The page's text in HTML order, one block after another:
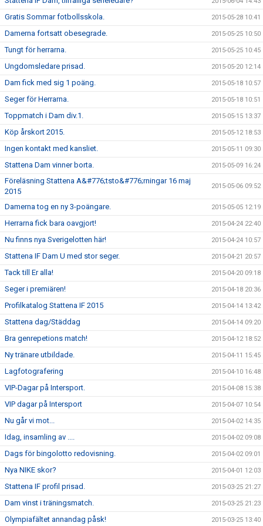
Gratis Sommar fotbollsskola. 2015-05-28 10:41
Damerna fortsatt obesegrade. 2015-05-25 10:50
Tungt för herrarna. 2015-05-25 10:45
Ungdomsledare prisad. 2015-05-20 12:14
Dam fick med sig 1 poäng. 2015-05-18 10:57
Seger för Herrarna. 2015-05-18 10:51
Toppmatch i Dam div.1. 2015-05-15 13:37
Köp årskort 2015. 2015-05-12 18:53
Ingen kontakt med kansliet. 2015-05-11 09:30
Stattena Dam vinner borta. 2015-05-09 16:24
Föreläsning Stattena A&#776;tsto&#776;rningar 16 maj
2015
2015-05-06 09:52
Damerna tog en ny 3-poängare. 2015-05-05 12:19
Herrarna fick bara oavgjort! 2015-04-24 22:40
Nu finns nya Sverigelotten här! 2015-04-24 10:57
Stattena IF Dam U med stor seger. 2015-04-21 20:57
Tack till Er alla! 2015-04-20 09:18
Seger i premiären! 2015-04-18 20:36
Profilkatalog Stattena IF 2015 2015-04-14 13:42
Stattena dag/Städdag 2015-04-14 09:20
Bra genrepetions match! 2015-04-12 18:52
Ny tränare utbildade. 2015-04-11 15:45
Lagfotografering 2015-04-10 16:48
VIP-Dagar på Intersport. 2015-04-08 15:38
VIP dagar på Intersport 2015-04-07 10:54
Nu går vi mot... 2015-04-02 14:35
Idag, insamling av .... 2015-04-02 09:08
Dags för bingolotto redovisning. 2015-04-02 09:01
Nya NIKE skor? 2015-04-01 12:03
Stattena IF profil prisad. 2015-03-25 21:27
Dam vinst i träningsmatch. 2015-03-25 21:23
Olympiafältet annandag påsk! 2015-03-25 13:40